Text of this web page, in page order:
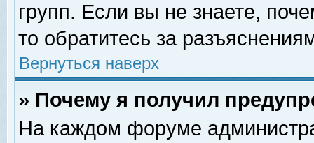
групп. Если вы не знаете,
то обратитесь за
Вернуться наверх
» Почему я получил
На каждом форуме